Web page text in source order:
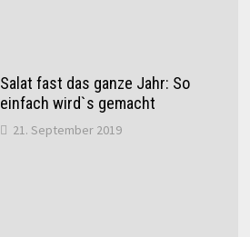
Salat fast das ganze Jahr: So
einfach wird`s gemacht
21. September 2019